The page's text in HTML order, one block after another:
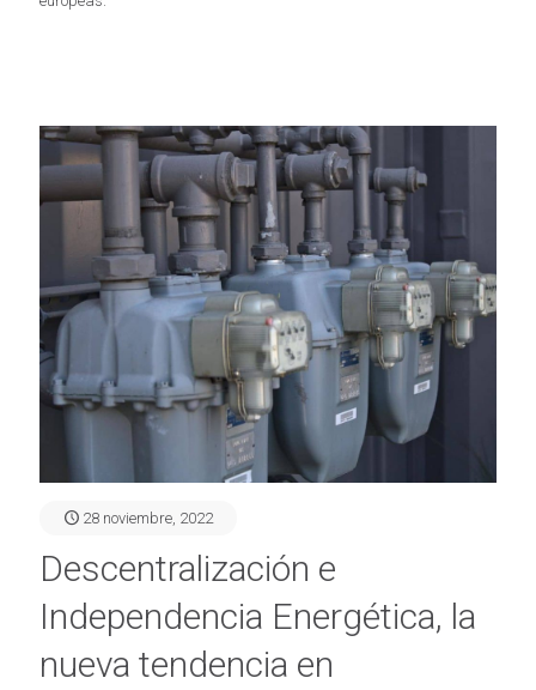
28 noviembre, 2022
Descentralización e
Independencia Energética, la
nueva tendencia en